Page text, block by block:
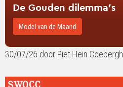
De Gouden dilemma’s
Model van de Maand
30/07/26 door Piet Hein Coebergh
Lees